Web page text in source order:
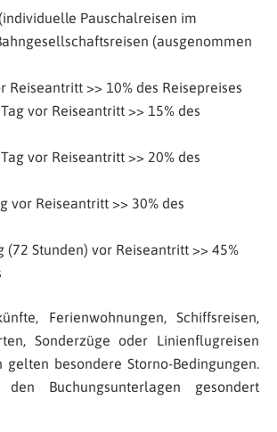
Pauschalreisen im
(ausgenommen
Reiseantritt >> 10% des Reisepreises
vor Reiseantritt >> 15% des
vor Reiseantritt >> 20% des
vor Reiseantritt >> 30% des
(72 Stunden) vor Reiseantritt >> 45%
Ferienwohnungen, Schiffsreisen,
Sonderzüge oder Linienflugreisen
gelten besondere Storno-Bedingungen.
Buchungsunterlagen gesondert